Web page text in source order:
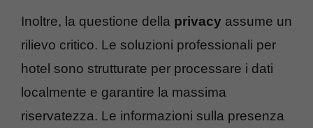
Inoltre, la questione della privacy assume un
rilievo critico. Le soluzioni professionali per
hotel sono strutturate per processare i dati
localmente e garantire la massima
riservatezza. Le informazioni sulla presenza